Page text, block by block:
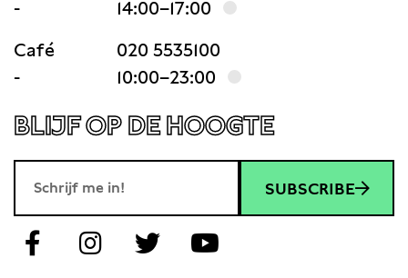
-
14:00–17:00
Café
020 5535100
-
10:00–23:00
BLIJF OP DE HOOGTE
SUBSCRIBE